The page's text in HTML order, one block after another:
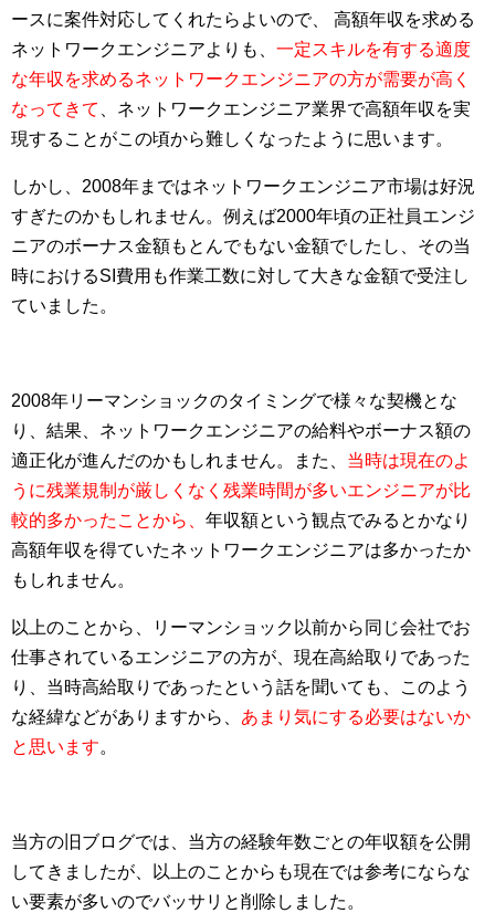
ースに案件対応してくれたらよいので、 高額年収を求める
ネットワークエンジニアよりも、 一定スキルを有する適度
な年収を求めるネットワークエンジニアの方が需要が高く
なってきて
、ネットワークエンジニア業界で高額年収を実
現することがこの頃から難しくなったように思います。
しかし、2008年まではネットワークエンジニア市場は好況
すぎたのかもしれません。例えば2000年頃の正社員エンジ
ニアのボーナス金額もとんでもない金額でしたし、その当
時におけるSI費用も作業工数に対して大きな金額で受注し
ていました。
2008年リーマンショックのタイミングで様々な契機とな
り、結果、ネットワークエンジニアの給料やボーナス額の
適正化が進んだのかもしれません。また、 当時は現在のよ
うに残業規制が厳しくなく残業時間が多いエンジニアが比
較的多かったことから、 年収額という観点でみるとかなり
高額年収を得ていたネットワークエンジニアは多かったか
もしれません。
以上のことから、リーマンショック以前から同じ会社でお
仕事されているエンジニアの方が、現在高給取りであった
り、当時高給取りであったという話を聞いても、このよう
な経緯などがありますから、 あまり気にする必要はないか
と思います。
当方の旧ブログでは、当方の経験年数ごとの年収額を公開
してきましたが、以上のことからも現在では参考にならな
い要素が多いのでバッサリと削除しました。